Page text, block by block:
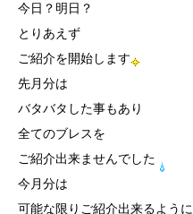
今日？明日？
とりあえず
ご紹介を開始します
先月分は
バタバタした事もあり
全てのブレスを
ご紹介出来ませんでした
今月分は
可能な限りご紹介出来るように